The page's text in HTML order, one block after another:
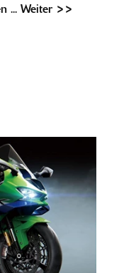
... Weiter >>